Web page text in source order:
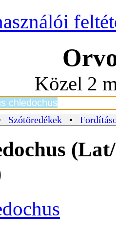
Közel 2
Szótöredékek •